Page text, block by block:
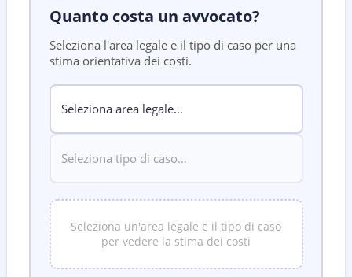
Quanto costa un avvocato?
Seleziona l'area legale e il tipo di caso per una
stima orientativa dei costi.
Seleziona un'area legale e il tipo di caso
per vedere la stima dei costi